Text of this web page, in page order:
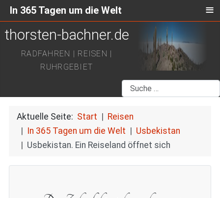
thorsten-bachner.de
RADFAHREN | REISEN |
RUHRGEBIET
Suchen
Aktuelle Seite: Start
Reisen
In 365 Tagen um die Welt
Usbekistan
Usbekistan. Ein Reiseland öffnet sich
In 365 Tagen um die Welt ≡